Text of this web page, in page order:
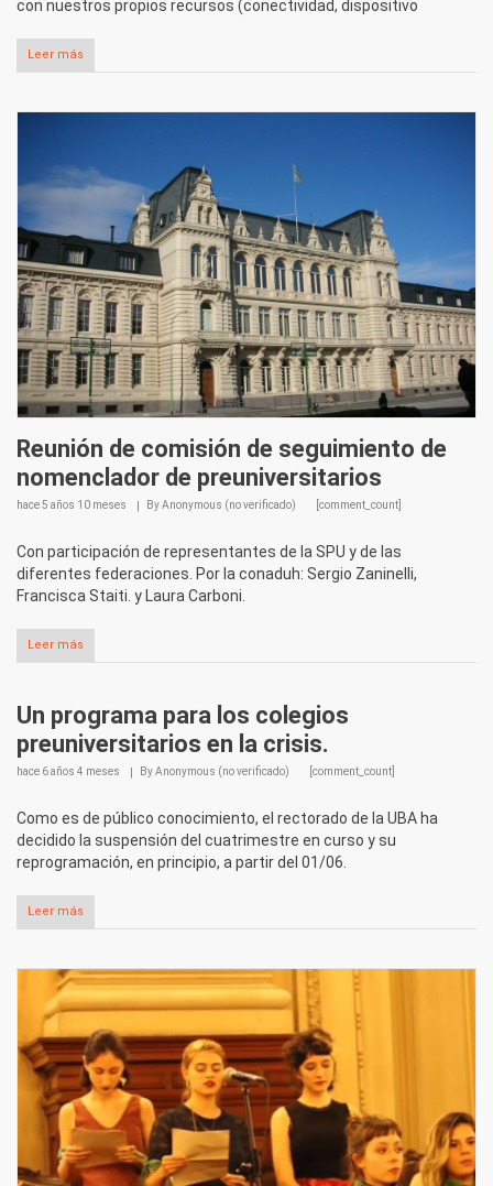
con nuestros propios recursos (conectividad, dispositivo
Leer más
Reunión de comisión de seguimiento de
nomenclador de preuniversitarios
hace5 años 10 meses ByAnonymous (no verificado) [comment_count]
Con participación de representantes de la SPU y de las
diferentes federaciones. Por la conaduh: Sergio Zaninelli,
Francisca Staiti. y Laura Carboni.
Leer más
Un programa para los colegios
preuniversitarios en la crisis.
hace 6 años 4 meses ByAnonymous (no verificado) [comment_count]
Como es de público conocimiento, el rectorado de la UBA ha
decidido la suspensión del cuatrimestre en curso y su
reprogramación, en principio, a partir del 01/06.
Leer más